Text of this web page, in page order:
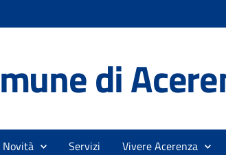
di
Novità Servizi Vivere Acerenza